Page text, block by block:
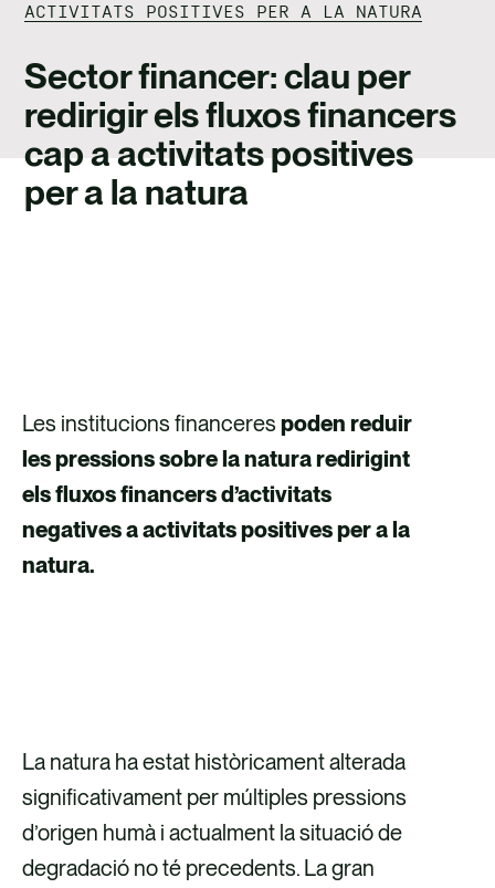
RECURSOS
TALENT
CONTACTE
ACTIVITATS POSITIVES PER A LA NATURA
Sector financer: clau per
redirigir els fluxos financers
cap a activitats positives
per a la natura
Les institucions financeres poden reduir
les pressions sobre la natura redirigint
els fluxos financers d’activitats
negatives a activitats positives per a la
natura.
La natura ha estat històricament alterada
significativament per múltiples pressions
d’origen humà i actualment la situació de
degradació no té precedents. La gran